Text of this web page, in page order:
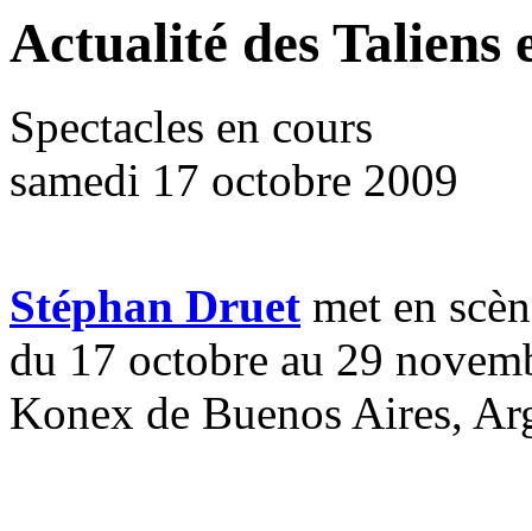
Actualité des Taliens
Spectacles en cours
samedi 17 octobre 2009
Stéphan Druet met en
du 17 octobre au 29
Konex de Buenos Aires,